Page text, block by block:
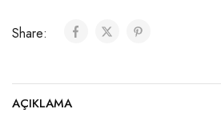
Share:
AÇIKLAMA